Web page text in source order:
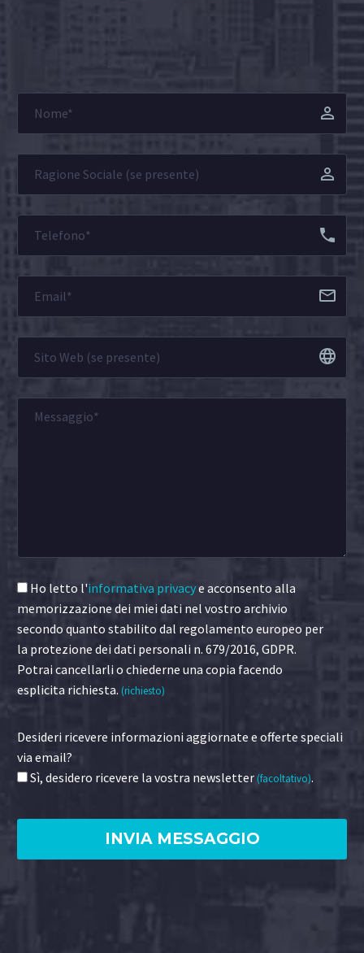
Ho letto l'informativa privacye acconsento alla
memorizzazione dei miei dati nel vostro archivio
secondo quanto stabilito dal regolamento europeo per
la protezione dei dati personali n. 679/2016, GDPR.
Potrai cancellarli o chiederne una copia facendo
esplicita richiesta. (richiesto)
Desideri ricevere informazioni aggiornate e offerte speciali
via email?
Sì, desidero ricevere la vostra newsletter(facoltativo).